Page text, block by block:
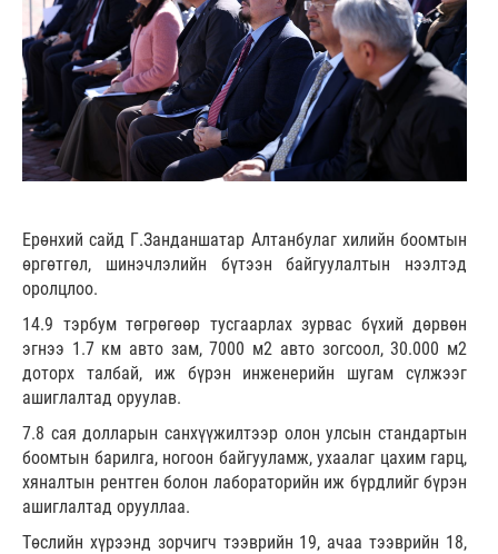
Ерөнхий сайд Г.Занданшатар Алтанбулаг хилийн боомтын
өргөтгөл, шинэчлэлийн бүтээн байгуулалтын нээлтэд
оролцлоо.
14.9 тэрбум төгрөгөөр тусгаарлах зурвас бүхий дөрвөн
эгнээ 1.7 км авто зам, 7000 м2 авто зогсоол, 30.000 м2
доторх талбай, иж бүрэн инженерийн шугам сүлжээг
ашиглалтад оруулав.
7.8 сая долларын санхүүжилтээр олон улсын стандартын
боомтын барилга, ногоон байгууламж, ухаалаг цахим гарц,
хяналтын рентген болон лабораторийн иж бүрдлийг бүрэн
ашиглалтад орууллаа.
Төслийн хүрээнд зорчигч тээврийн 19, ачаа тээврийн 18,